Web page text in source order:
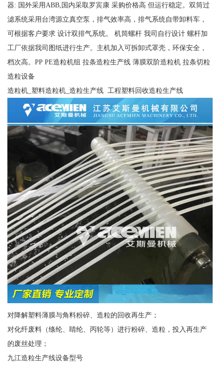
器: 国外采用ABB,国内采取罗宾康 采购价格高 但运行稳定。双筒过
滤系统采用台湾源立真空泵，排气效率高，排气系统自带卸料车，
可根据客户要求 设计双排气系统。 机筒螺杆 我司自行设计 螺杆加
工厂依据我司图纸进行生产。主机加入可拆卸式罩壳，环保安全，
档次高。PP PE造粒机组 拉条造粒生产线 薄膜双阶造粒机 拉条切粒
造粒设备
造粒机_塑料造粒机_造粒生产线 工程塑料回收造粒生产线
对降解塑料薄膜与角料粉碎、造粒的回收再生产；
对化纤废料（绦纶、睛纶、丙轮等）进行粉碎、造粒，投入再生产
的废丝处理；
九江造粒生产线设备型号